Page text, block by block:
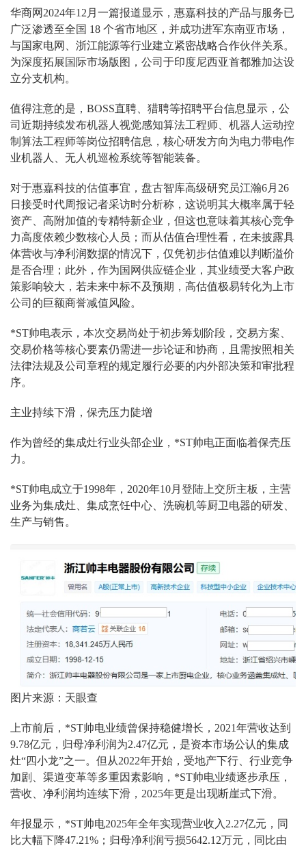
华商网2024年12月一篇报道显示，惠嘉科技的产品与服务已
广泛渗透至全国 18 个省市地区，并成功进军东南亚市场，
与国家电网、浙江能源等行业建立紧密战略合作伙伴关系。
为深度拓展国际市场版图，公司于印度尼西亚首都雅加达设
立分支机构。
值得注意的是，BOSS直聘、猎聘等招聘平台信息显示，公
司近期持续发布机器人视觉感知算法工程师、机器人运动控
制算法工程师等岗位招聘信息，核心研发方向为电力带电作
业机器人、无人机巡检系统等智能装备。
对于惠嘉科技的估值事宜，盘古智库高级研究员江瀚6月26
日接受时代周报记者采访时分析称，这说明其大概率属于轻
资产、高附加值的专精特新企业，但这也意味着其核心竞争
力高度依赖少数核心人员；而从估值合理性看，在未披露具
体营收与净利润数据的情况下，仅凭初步估值难以判断溢价
是否合理；此外，作为国网供应链企业，其业绩受大客户政
策影响较大，若未来中标不及预期，高估值极易转化为上市
公司的巨额商誉减值风险。
*ST帅电表示，本次交易尚处于初步筹划阶段，交易方案、
交易价格等核心要素仍需进一步论证和协商，且需按照相关
法律法规及公司章程的规定履行必要的内外部决策和审批程
序。
主业持续下滑，保壳压力陡增
作为曾经的集成灶行业头部企业，*ST帅电正面临着保壳压
力。
*ST帅电成立于1998年，2020年10月登陆上交所主板，主营
业务为集成灶、集成烹饪中心、洗碗机等厨卫电器的研发、
生产与销售。
图片来源：天眼查
上市前后，*ST帅电业绩曾保持稳健增长，2021年营收达到
9.78亿元，归母净利润为2.47亿元，是资本市场公认的集成
灶“四小龙”之一。但从2022年开始，受地产下行、行业竞争
加剧、渠道变革等多重因素影响，*ST帅电业绩逐步承压，
营收、净利润均连续下滑，2025年更是出现断崖式下滑。
年报显示，*ST帅电2025年全年实现营业收入2.27亿元，同
比大幅下降47.21%；归母净利润亏损5642.12万元，同比由